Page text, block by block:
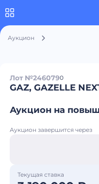
Аукцион
Лот №2460790
GAZ, GAZELLE
Аукцион на
Аукцион завершится через
Текущая ставка